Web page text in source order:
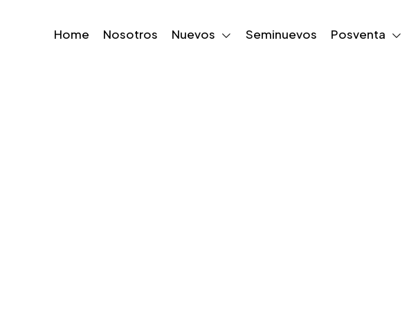
Home Nosotros Nuevos Seminuevos Posventa